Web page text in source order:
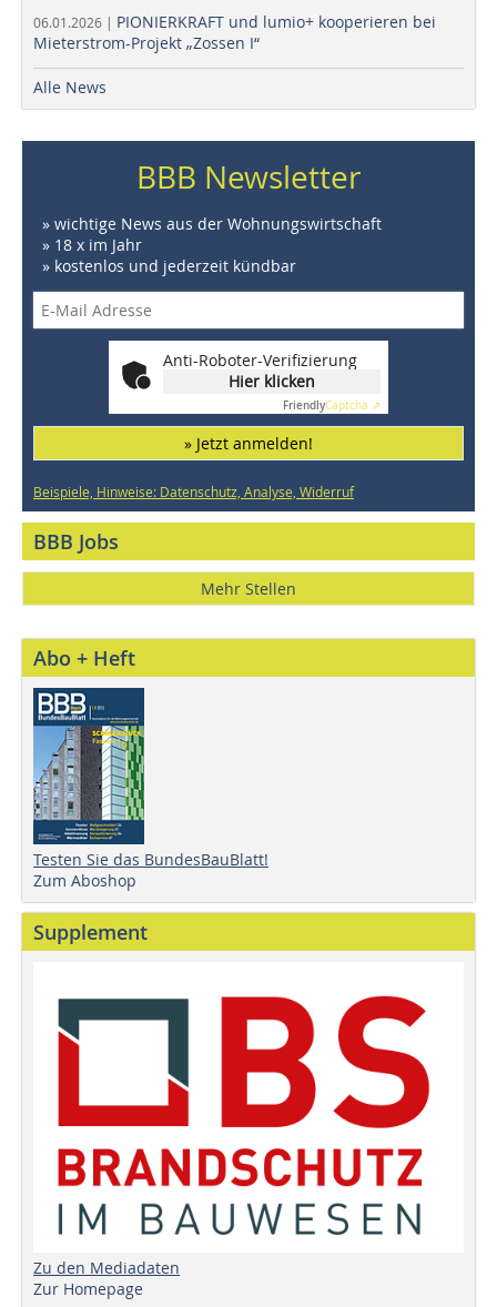
06.01.2026 | PIONIERKRAFT und lumio+ kooperieren bei
Mieterstrom-Projekt „Zossen I“
Alle News
BBB Newsletter
» wichtige News aus der Wohnungswirtschaft
» 18 x im Jahr
» kostenlos und jederzeit kündbar
Anti-Roboter-Verifizierung
Hier klicken
FriendlyCaptcha ⇗
» Jetzt anmelden!
Beispiele, Hinweise: Datenschutz, Analyse, Widerruf
BBB Jobs
Mehr Stellen
Abo + Heft
Testen Sie das BundesBauBlatt!
Zum Aboshop
Supplement
Zu den Mediadaten
Zur Homepage